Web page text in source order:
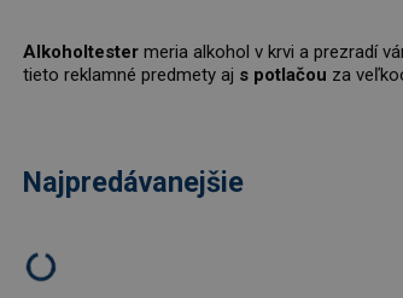
Alkoholtester meria alkohol v krvi a prezradí
tieto reklamné predmety aj s potlačou za
Najpredávanejšie